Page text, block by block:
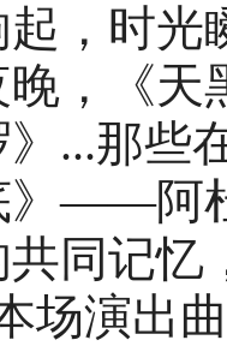
，时
，《
...那些
》——阿
同记
场演出